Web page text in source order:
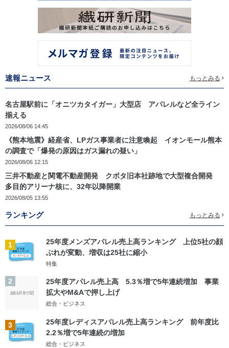
速報ニュース もっとみる
名古屋駅前に「オニツカタイガー」大型店 アパレルなど全ライン
揃える
2026/08/06 14:45
《熊本地震》経産省、LPガス事業者に注意喚起 イオンモール熊本
の調査で「爆発の原因はガス漏れの疑い」
2026/08/06 12:15
三井不動産と関電不動産開発 クボタ旧本社跡地で大型複合開発
多目的アリーナ核に、32年以降開業
2026/08/05 13:55
ランキング もっとみる
1
25年度メンズアパレル売上高ランキング 上位5社の顔
ぶれが変動、増収は25社に縮小
特集
2
25年度アパレル売上高 5.3％増で5年連続増加 事業
拡大やM&Aで押し上げ
総合・ビジネス
3
25年度レディスアパレル売上高ランキング 前年度比
2.2％増で5年連続の増加
総合・ビジネス